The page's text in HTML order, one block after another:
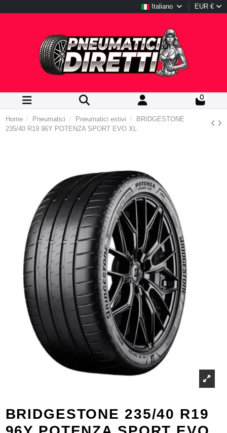
Italiano EUR €
0
Home Pneumatici Pneumatici estivi
BRIDGESTONE
235/40 R19 96Y POTENZA SPORT EVO XL
BRIDGESTONE 235/40 R19